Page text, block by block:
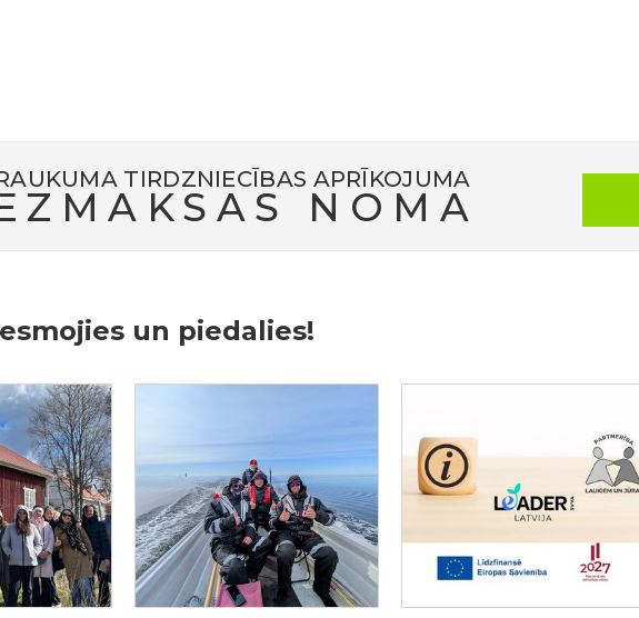
TIRDZNIECĪBAS APRĪKOJUMA
NOMA
un piedalies!